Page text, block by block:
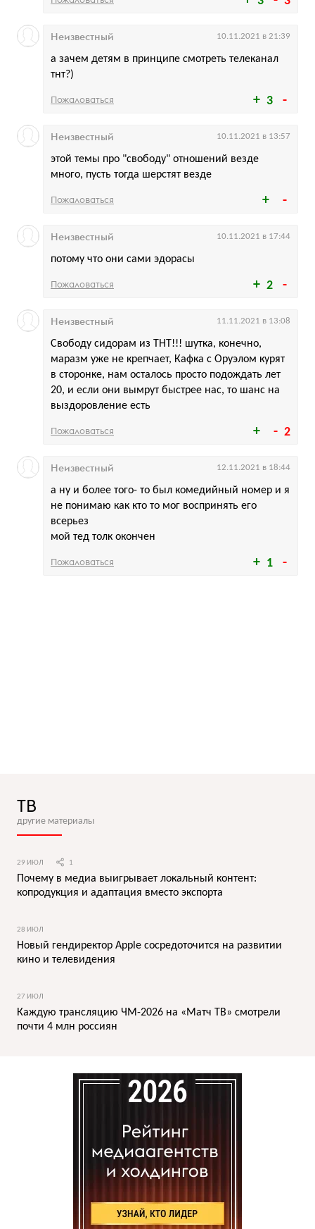
3
а зачем детям в принципе смотреть телеканал
тнт?)
Неизвестный 10.11.2021 в 21:39
Пожаловаться
этой темы про "свободу" отношений везде
много, пусть тогда шерстят везде
Неизвестный 10.11.2021 в 13:57
Пожаловаться
2
потому что они сами эдорасы
Неизвестный 10.11.2021 в 17:44
Пожаловаться
2
Свободу сидорам из ТНТ!!! шутка, конечно,
маразм уже не крепчает, Кафка с Оруэлом курят
в сторонке, нам осталось просто подождать лет
20, и если они вымрут быстрее нас, то шанс на
выздоровление есть
Неизвестный 11.11.2021 в 13:08
Пожаловаться
1
а ну и более того- то был комедийный номер и я
не понимаю как кто то мог воспринять его
всерьез
мой тед толк окончен
Неизвестный 12.11.2021 в 18:44
Пожаловаться
ТВ
другие материалы
29 ИЮЛ 1
Почему в медиа выигрывает локальный контент:
копродукция и адаптация вместо экспорта
28 ИЮЛ
Новый гендиректор Apple сосредоточится на развитии
кино и телевидения
27 ИЮЛ
Каждую трансляцию ЧМ-2026 на «Матч ТВ» смотрели
почти 4 млн россиян